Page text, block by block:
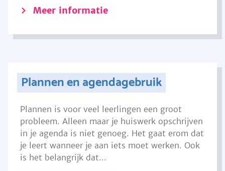
Meer informatie
Plannen en agendagebruik
Plannen is voor veel leerlingen een groot
probleem. Alleen maar je huiswerk opschrijven
in je agenda is niet genoeg. Het gaat erom dat
je leert wanneer je aan iets moet werken. Ook
is het belangrijk dat...